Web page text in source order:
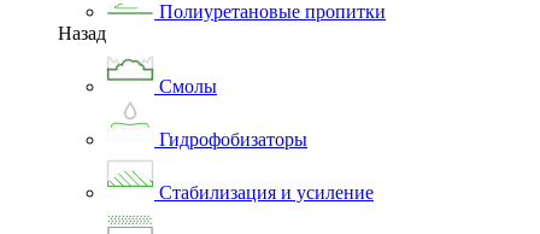
Полиуретановые пропитки
Назад
Смолы
Гидрофобизаторы
Стабилизация и усиление